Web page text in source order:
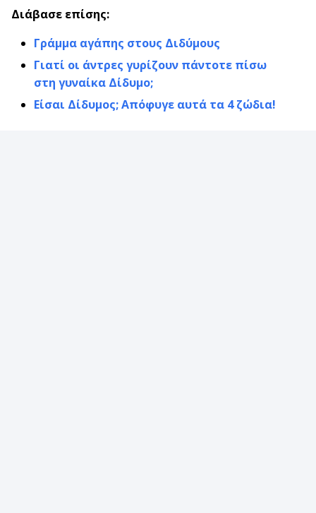
Διάβασε επίσης:
Γράμμα αγάπης στους Διδύμους
Γιατί οι άντρες γυρίζουν πάντοτε πίσω
στη γυναίκα Δίδυμο;
Είσαι Δίδυμος; Απόφυγε αυτά τα 4 ζώδια!